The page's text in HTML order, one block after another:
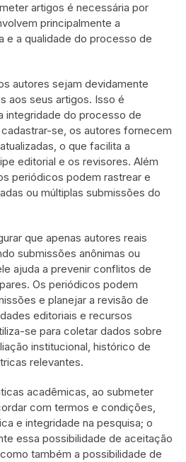
artigos é necessária por
principalmente a
e a qualidade do processo de
autores sejam devidamente
aos seus artigos. Isso é
integridade do processo de
se, os autores fornecem
o que facilita a
editorial e os revisores. Além
periódicos podem rastrear e
ou múltiplas submissões do
que apenas autores reais
submissões anônimas ou
ajuda a prevenir conflitos de
Os periódicos podem
e planejar a revisão de
editoriais e recursos
se para coletar dados sobre
institucional, histórico de
relevantes.
acadêmicas, ao submeter
com termos e condições,
e integridade na pesquisa; o
essa possibilidade de aceitação
também a possibilidade de